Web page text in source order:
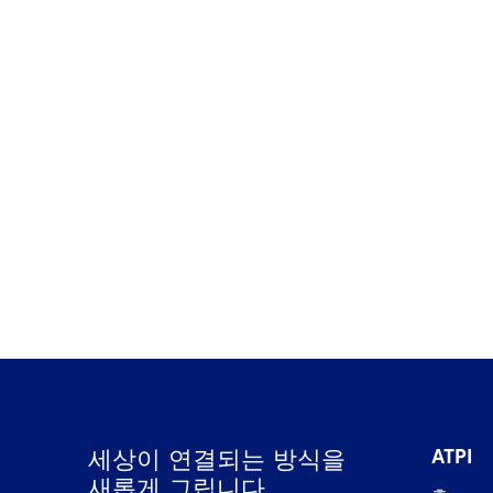
세상이 연결되는 방식을
ATPI